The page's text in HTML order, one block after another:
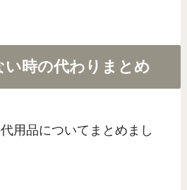
い時の代わりまとめ
用品についてまとめまし